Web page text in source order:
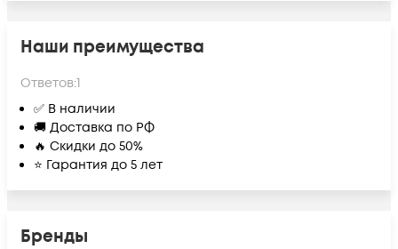
Наши преимущества
Ответов:1
✅ В наличии
🚚 Доставка по РФ
🔥 Скидки до 50%
⭐ Гарантия до 5 лет
Бренды